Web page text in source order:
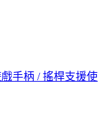
手柄 / 搖桿支援使